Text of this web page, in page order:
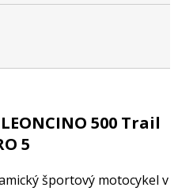
500 Trail
5
športový motocykel v